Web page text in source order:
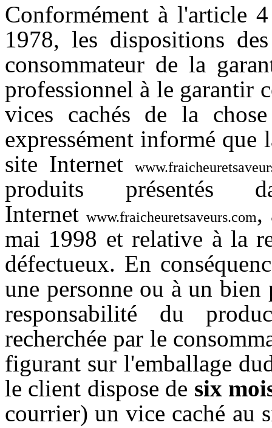
Conformément à l'article
1978, les dispositions
consommateur de la
professionnel à le garantir
vices cachés de la
expressément informé
site Internet
produits
Internetwww.fraicheuretsaveurs.com,
mai 1998 et relative à la
défectueux. En
une personne ou à un
responsabilité du
recherchée par le
figurant sur l'emballage
le client dispose de six
courrier) un vice caché au